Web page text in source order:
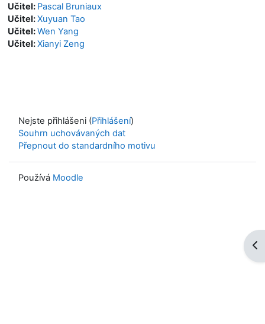
Učitel: Pascal Bruniaux
Učitel:Xuyuan Tao
Učitel:Wen Yang
Učitel:Xianyi Zeng
Nejste přihlášeni (Přihlášení)
Souhrn uchovávaných dat
Přepnout do standardního motivu
Používá Moodle